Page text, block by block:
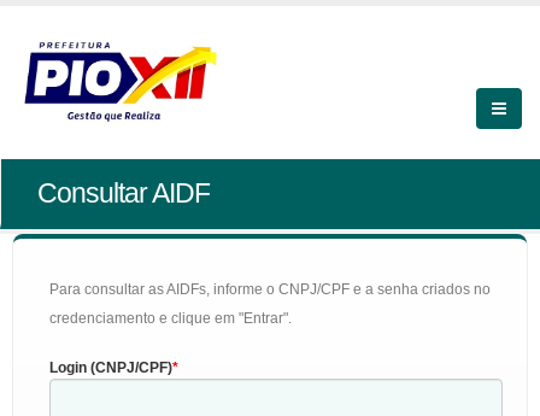
Consultar AIDF
Para consultar as AIDFs, informe o CNPJ/CPF e a senha criados no
credenciamento e clique em "Entrar".
Login (CNPJ/CPF)